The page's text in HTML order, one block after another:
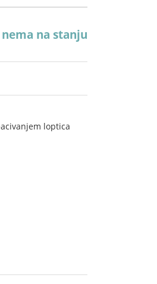
na stanju
loptica